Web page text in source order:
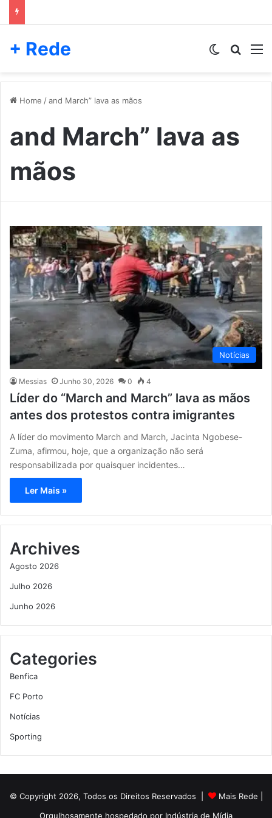
+ Rede Switch skin
Home /and March” lava as mãos
and March” lava as
mãos
Notícias
Messias Junho 30, 2026 0 4
Líder do “March and March” lava as mãos
antes dos protestos contra imigrantes
A líder do movimento March and March, Jacinta Ngobese-
Zuma, afirmou, hoje, que a organização não será
responsabilizada por quaisquer incidentes…
Ler Mais »
Archives
Agosto 2026
Julho 2026
Junho 2026
Categories
Benfica
FC Porto
Notícias
Sporting
© Copyright 2026, Todos os Direitos Reservados | Mais Rede
Orgulhosamente hospedado por Indústria de Mídia